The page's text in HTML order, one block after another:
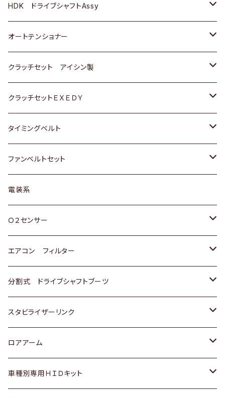
ＢＥＮＺ
スバル
三菱
スバル
マツダ
三菱
スバル
マツダ
三菱
スバル
日産
いすゞ
ダイハツ
マツダ
三菱
スバル
日野
ＢＭＷ
GOLF
ＷＡＧＥＮ
アストロ（シボレー）
クライスラー
ＢＭＷ
ＷＡＧＥＮ
ＶＯＬＶＯ
トヨタ
ホンダ
スズキ
日産
ダイハツ
マツダ
三菱
スバル
HDK ドライブシャフトAssy
スズキ
ダイハツ
日産
ホンダ
マツダ
オートテンショナー
トヨタ
クラッチセット アイシン製
ホンダ
スズキ
ダイハツ
マツダ
三菱
スバル
クラッチセットＥＸＥＤＹ
ホンダ
スズキ
日産
ダイハツ
マツダ
三菱
スバル
タイミングベルト
トヨタ
スズキ
ダイハツ
三菱
スバル
ファンベルトセット
トヨタ
ホンダ
スズキ
日産
いすゞ
ダイハツ
マツダ
電装系
Ｏ２センサー
トヨタ
ホンダ
スズキ
日産
ダイハツ
エアコン フィルター
トヨタ
ホンダ
スズキ
日産
分割式 ドライブシャフトブーツ
トヨタ
ホンダ
スズキ
スタビライザーリンク
トヨタ
ホンダ
ロアアーム
ホンダ
車種別専用ＨＩＤキット